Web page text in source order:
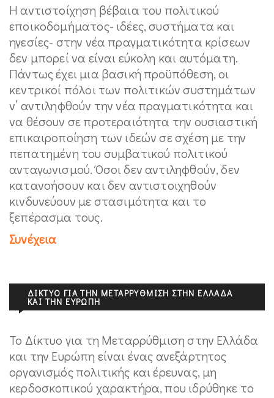
Η αντιστοίχηση βέβαια του πολιτικού
εποικοδομήματος- ιδέες, συστήματα και
ηγεσίες- στην νέα πραγματικότητα κρίσεων
δεν μπορεί να είναι εύκολη και αυτόματη.
Πάντως έχει μια βασική προϋπόθεση, οι
κεντρικοί πόλοι των πολιτικών συστημάτων
ν’ αντιληφθούν την νέα πραγματικότητα και
να θέσουν σε προτεραιότητα την ουσιαστική
επικαιροποίηση των ιδεών σε σχέση με την
πεπατημένη του συμβατικού πολιτικού
ανταγωνισμού. Όσοι δεν αντιληφθούν, δεν
κατανοήσουν και δεν αντιστοιχηθούν
κινδυνεύουν με στασιμότητα και το
ξεπέρασμα τους.
Συνέχεια
ΔΊΚΤΥΟ ΓΙΑ ΤΗΝ ΜΕΤΑΡΡΎΘΜΙΣΗ ΣΤΗΝ ΕΛΛΆΔΑ
ΚΑΙ ΤΗΝ ΕΥΡΏΠΗ
Το Δίκτυο για τη Μεταρρύθμιση στην Ελλάδα
και την Ευρώπη είναι ένας ανεξάρτητος
οργανισμός πολιτικής και έρευνας, μη
κερδοσκοπικού χαρακτήρα, που ιδρύθηκε το